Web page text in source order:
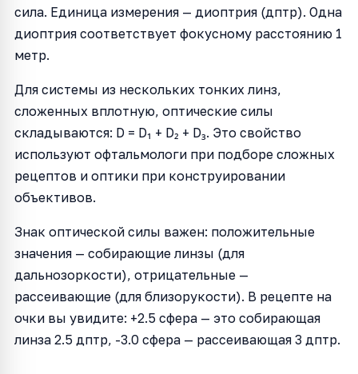
сила. Единица измерения — диоптрия (дптр). Одна
диоптрия соответствует фокусному расстоянию 1
метр.
Для системы из нескольких тонких линз,
сложенных вплотную, оптические силы
складываются: D = D₁ + D₂ + D₃. Это свойство
используют офтальмологи при подборе сложных
рецептов и оптики при конструировании
объективов.
Знак оптической силы важен: положительные
значения — собирающие линзы (для
дальнозоркости), отрицательные —
рассеивающие (для близорукости). В рецепте на
очки вы увидите: +2.5 сфера — это собирающая
линза 2.5 дптр, -3.0 сфера — рассеивающая 3 дптр.